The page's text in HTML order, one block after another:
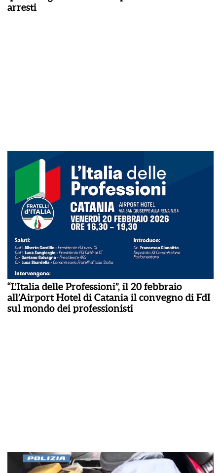
arresti
“L’Italia delle Professioni”, il 20 febbraio
all’Airport Hotel di Catania il convegno di FdI
sul mondo dei professionisti